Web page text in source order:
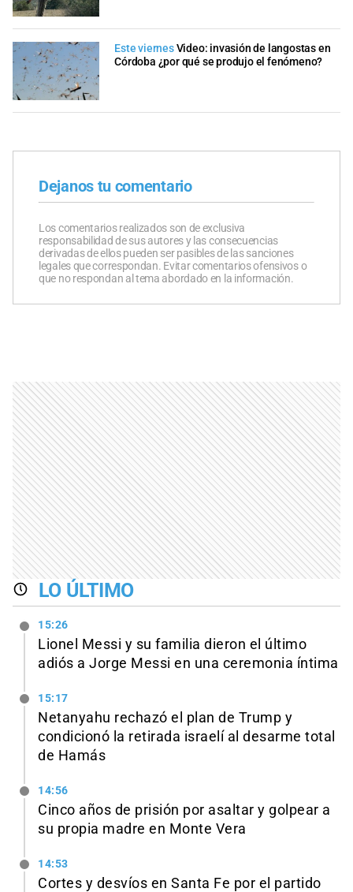
Este viernesVideo: invasión de langostas en
Córdoba ¿por qué se produjo el fenómeno?
Dejanos tu comentario
Los comentarios realizados son de exclusiva
responsabilidad de sus autores y las consecuencias
derivadas de ellos pueden ser pasibles de las sanciones
legales que correspondan. Evitar comentarios ofensivos o
que no respondan al tema abordado en la información.
LO ÚLTIMO
15:26
Lionel Messi y su familia dieron el último
adiós a Jorge Messi en una ceremonia íntima
15:17
Netanyahu rechazó el plan de Trump y
condicionó la retirada israelí al desarme total
de Hamás
14:56
Cinco años de prisión por asaltar y golpear a
su propia madre en Monte Vera
14:53
Cortes y desvíos en Santa Fe por el partido